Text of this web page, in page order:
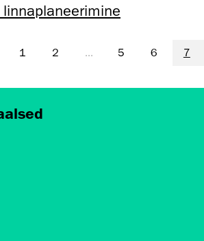
1 2 ... 5 6 7